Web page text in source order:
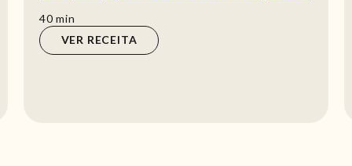
40min
min
VER RECEITA